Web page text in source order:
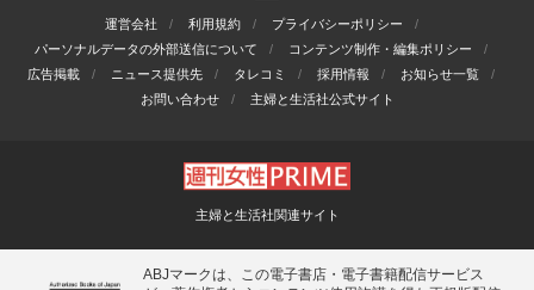
運営会社 利用規約
プライバシーポリシー
パーソナルデータの外部送信について
コンテンツ制作・編集ポリシー
広告掲載
ニュース提供先 タレコミ 採用情報
お知らせ一覧
お問い合わせ
主婦と生活社公式サイト
主婦と生活社関連サイト
ABJマークは、この電子書店・電子書籍配信サービス